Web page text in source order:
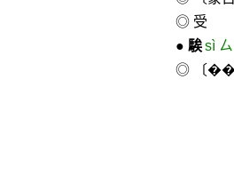
◎ 受
● 騃 sì ㄙ
◎ 〔��